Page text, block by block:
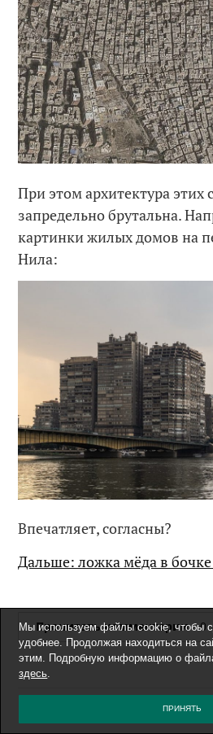
При этом архитектура этих
запредельно брутальна.
картинки жилых домов на
Нила:
Впечатляет, согласны?
Дальше: ложка мёда в
Прочитать комментарии 0
Мы используем файлы cookie, чтобы
удобнее. Продолжая находиться на
этим. Подробную информацию о
здесь.
ПРИНЯТЬ